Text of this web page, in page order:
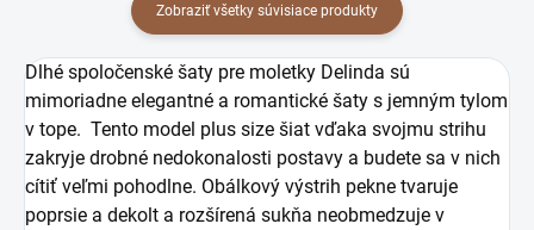
Zobraziť všetky súvisiace produkty
Dlhé spoločenské šaty pre moletky Delinda sú
mimoriadne elegantné a romantické šaty s jemným tylom
v tope. Tento model plus size šiat vďaka svojmu strihu
zakryje drobné nedokonalosti postavy a budete sa v nich
cítiť veľmi pohodlne. Obálkový výstrih pekne tvaruje
poprsie a dekolt a rozšírená sukňa neobmedzuje v